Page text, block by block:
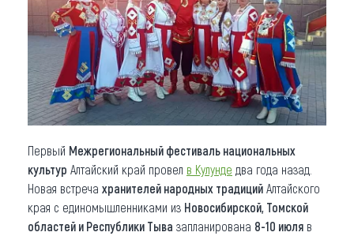
Коллекция впечатлений
Другие рубрики
Первый Межрегиональный фестиваль национальных
культур Алтайский край провел в Кулунде два года назад.
Новая встреча хранителей народных традиций Алтайского
края с единомышленниками из Новосибирской, Томской
областей и Республики Тыва запланирована 8-10 июля в